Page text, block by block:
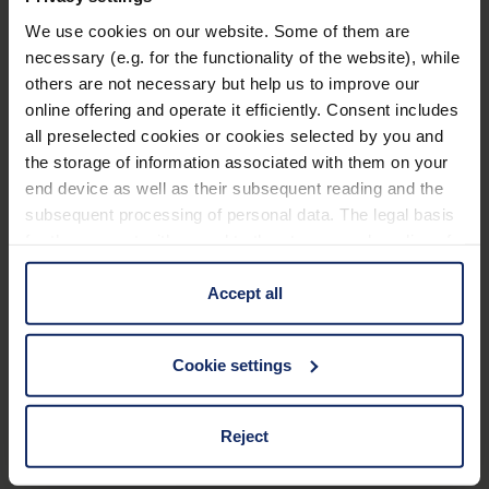
We use cookies on our website. Some of them are
necessary (e.g. for the functionality of the website), while
others are not necessary but help us to improve our
online offering and operate it efficiently. Consent includes
all preselected cookies or cookies selected by you and
the storage of information associated with them on your
end device as well as their subsequent reading and the
subsequent processing of personal data. The legal basis
information is Art. 25 para. 1 TDDDG and with regard to
the processing of personal data Art. 6 para. 1 lit. a
GDPR. We also use cookies from third-party providers.
cases, the consent in these cases the transfer of data to
third countries, in particular to the U.S.A.
Accept all
Cookie settings
Reject
Schwarzes Kunstleder-Etui
Technische Daten
Basiseigenschaften
Glaseigenschaften
Material und Aussehen
Optische Daten